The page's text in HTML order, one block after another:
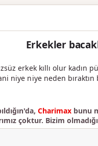
Erkekler
erkek kıllı olur kadın
niye niye neden bıraktın
Charimax bunu
çoktur. Bizim